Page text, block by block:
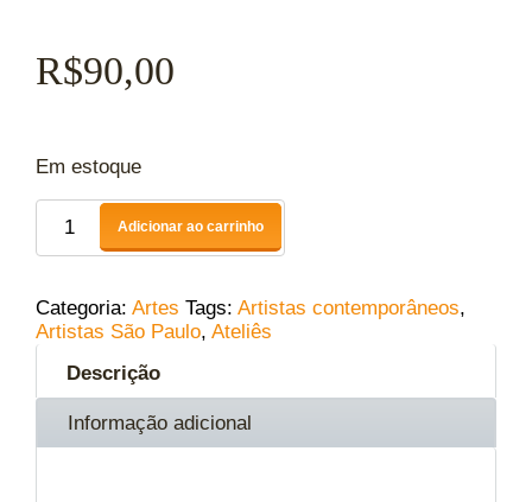
R$90,00
Em estoque
Adicionar ao carrinho
Categoria: Artes Tags: Artistas contemporâneos,
Artistas São Paulo, Ateliês
Descrição
Informação adicional